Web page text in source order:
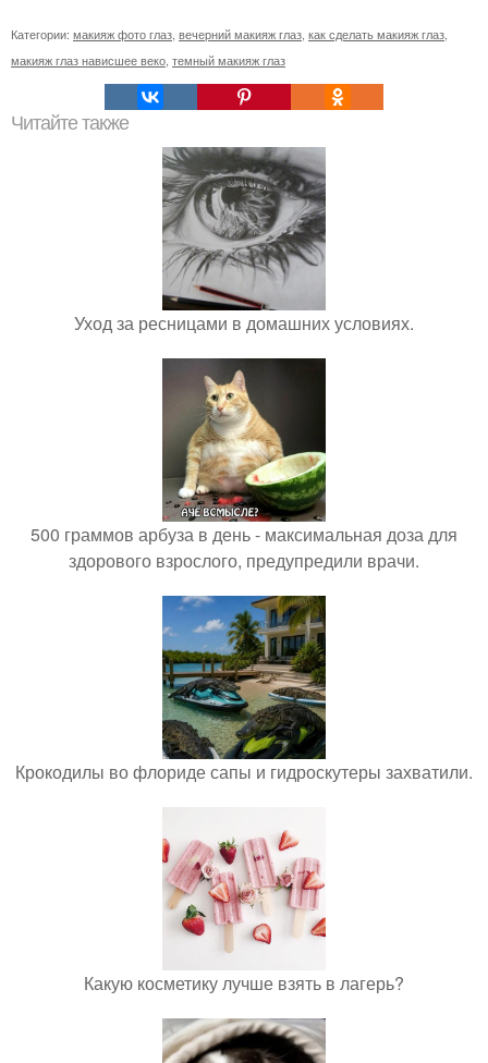
Категории: макияж фото глаз вечерний макияж глаз как сделать макияж глаз
макияж глаз нависшее веко темный макияж глаз
Читайте также
Уход за ресницами в домашних условиях.
500 граммов арбуза в день - максимальная доза для
здорового взрослого, предупредили врачи.
Крокодилы во флориде сапы и гидроскутеры захватили.
Какую косметику лучше взять в лагерь?